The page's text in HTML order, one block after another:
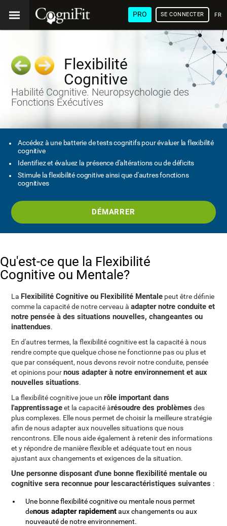
PRO SE CONNECTER
Flexibilité
Cognitive
Habilité Cognitive. Neuropsychologie des
Fonctions Exécutives
Accédez à une batterie de tests cognitifs pour évaluer la flexibilité
cognitive
Identifiez et évaluez la présence d'altérations ou de déficits
Stimule la flexibilité cognitive ainsi que d'autres fonctions
cognitives
DÉMARRER
Qu'est-ce que la Flexibilité
Cognitive ou Mentale?
La Flexibilité Cognitive ou Flexibilité Mentale peut être définie
comme la capacité de notre cerveau àadapter notre conduite et
notre pensée à des situations nouvelles, changeantes ou
inattendues.
En d'autres termes, la flexibilité cognitive est la capacité à nous
rendre compte que quelque chose ne fonctionne pas ou plus et
que par conséquent, nous devons revoir notre conduite, pensée
et opinions pournous adapter à notre environnement et aux
nouvelles situations.
La flexibilité cognitive joue unrôle important dans
l'apprentissageet la capacité àrésoudre des problèmes des
plus complexes. Elle nous permet de choisir la meilleure stratégie
afin de nous adapter aux nouvelles situations que nous
rencontrons. Elle nous aide également à retenir des informations
et y répondre de manière flexible et adéquate tout en nous
ajustant aux changements et exigences de la situation.
Une personne disposant d'une bonne flexibilité mentale ou
cognitive sera reconnue pour lescaractéristiques suivantes :
Une bonne flexibilité cognitive ou mentale nous permet
denous adapter rapidementaux changements ou aux
nouveauté de notre environnement.